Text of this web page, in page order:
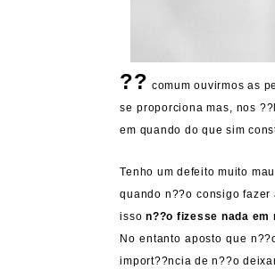
?? comum ouvirmos as
se proporciona mas, nos
em quando do que sim
Tenho um defeito muito
quando n??o consigo
isson??o fizesse nada em
No entanto aposto que
import??ncia de n??o